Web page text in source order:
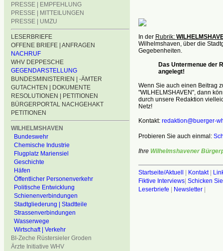
PRESSE | EMPFEHLUNG
PRESSE | MITTEILUNGEN
PRESSE | UMZU
LESERBRIEFE
OFFENE BRIEFE | ANFRAGEN
NACHRUF
WHV DEPPESCHE
GEGENDARSTELLUNG
BUNDESMINISTERIEN | -ÄMTER
GUTACHTEN | DOKUMENTE
RESOLUTIONEN | PETITIONEN
BÜRGERPORTAL NACHGEHAKT
PETITIONEN
WILHELMSHAVEN
Bundeswehr
Chemische Industrie
Flugplatz Mariensiel
Geschichte
Häfen
Öffentlicher Personenverkehr
Politische Entwicklung
Schienenverbindungen
Stadtgliederung | Stadtteile
Strassenverbindungen
Wasserwege
Wirtschaft | Verkehr
BI-Zeche Rüstersieler Groden
Ärzte Initiative WHV
In der Rubrik:
Wilhelmshaven, über die
Gegebenheiten.
Das Untermenue der
angelegt!
Wenn Sie auch einen Beitrag
"WILHELMSHAVEN", dann
durch unsere Redaktion
Netz!
Kontakt: redaktion@buerger-
Probieren Sie auch einmal:
Ihre Wilhelmshavener
Startseite/Aktuell Kontakt|
Fiktive Interviews| Schicken
Leserbriefe
Newsletter|